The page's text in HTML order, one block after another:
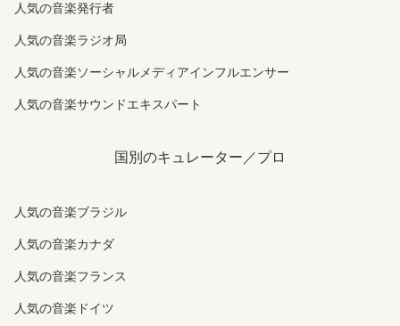
人気の音楽発行者
人気の音楽ラジオ局
人気の音楽ソーシャルメディアインフルエンサー
人気の音楽サウンドエキスパート
国別のキュレーター／プロ
人気の音楽ブラジル
人気の音楽カナダ
人気の音楽フランス
人気の音楽ドイツ